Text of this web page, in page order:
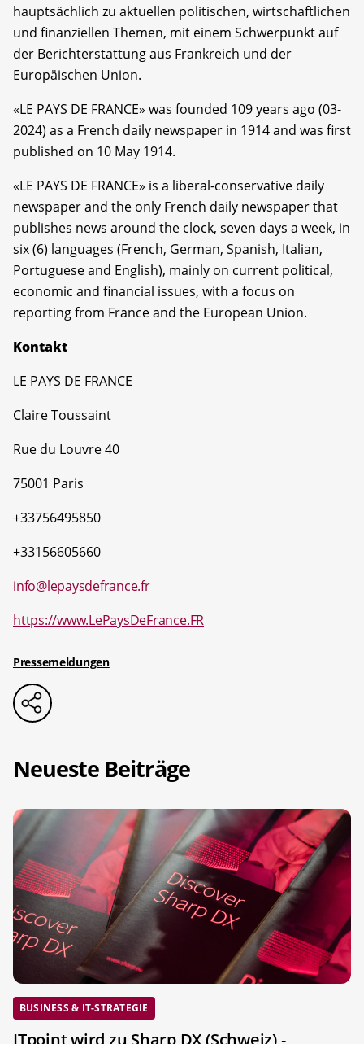
hauptsächlich zu aktuellen politischen, wirtschaftlichen
und finanziellen Themen, mit einem Schwerpunkt auf
der Berichterstattung aus Frankreich und der
Europäischen Union.
«LE PAYS DE FRANCE» was founded 109 years ago (03-
2024) as a French daily newspaper in 1914 and was first
published on 10 May 1914.
«LE PAYS DE FRANCE» is a liberal-conservative daily
newspaper and the only French daily newspaper that
publishes news around the clock, seven days a week, in
six (6) languages (French, German, Spanish, Italian,
Portuguese and English), mainly on current political,
economic and financial issues, with a focus on
reporting from France and the European Union.
Kontakt
LE PAYS DE FRANCE
Claire Toussaint
Rue du Louvre 40
75001 Paris
+33756495850
+33156605660
info@lepaysdefrance.fr
https://www.LePaysDeFrance.FR
Pressemeldungen
Neueste Beiträge
BUSINESS & IT-STRATEGIE
ITpoint wird zu Sharp DX (Schweiz)-